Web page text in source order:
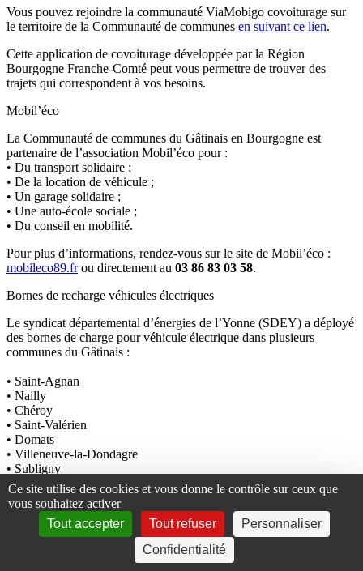
Ce site utilise des cookies et vous donne le contrôle sur ceux que
vous souhaitez activer
Tout accepter
Tout refuser
Personnaliser
Confidentialité
Vous pouvez rejoindre la communauté ViaMobigo covoiturage sur
le territoire de la Communauté de communes en suivant ce lien.
Cette application de covoiturage développée par la Région
Bourgogne Franche-Comté peut vous permettre de trouver des
trajets qui correspondent à vos besoins.
Mobil’éco
La Communauté de communes du Gâtinais en Bourgogne est
partenaire de l’association Mobil’éco pour :
• Du transport solidaire ;
• De la location de véhicule ;
• Un garage solidaire ;
• Une auto-école sociale ;
• Du conseil en mobilité.
Pour plus d’informations, rendez-vous sur le site de Mobil’éco :
mobileco89.frou directement au 03 86 83 03 58.
Bornes de recharge véhicules électriques
Le syndicat départemental d’énergies de l’Yonne (SDEY) a déployé
des bornes de charge pour véhicule électrique dans plusieurs
communes du Gâtinais :
• Saint-Agnan
• Nailly
• Chéroy
• Saint-Valérien
• Domats
• Villeneuve-la-Dondagre
• Subligny
Vous pouvez consulter la carte des bornes de recharge disponibles
en suivant ce lien.